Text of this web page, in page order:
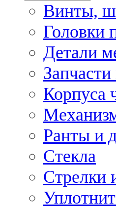
Винты,
Головки
Детали
Корпуса
Ранты и
Стекла
Стрелки